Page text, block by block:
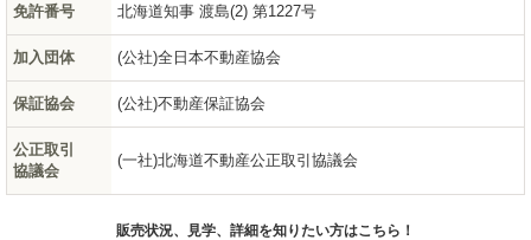
免許番号 北海道知事 渡島(2) 第1227号
加入団体 (公社)全日本不動産協会
保証協会 (公社)不動産保証協会
公正取引
協議会
(一社)北海道不動産公正取引協議会
販売状況、見学、詳細を知りたい方はこちら！